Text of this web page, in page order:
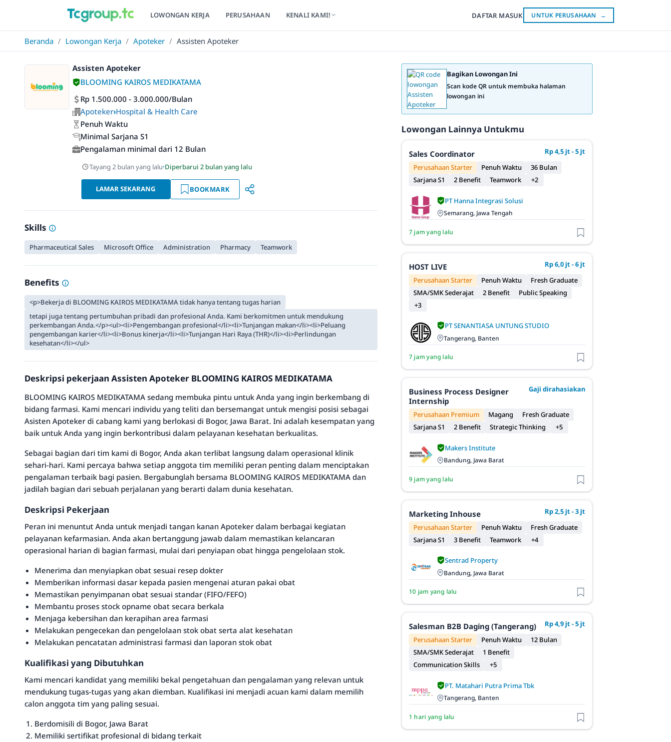
LOWONGAN KERJA PERUSAHAAN KENALI KAMI! DAFTAR MASUK UNTUK PERUSAHAAN →
Beranda / Lowongan Kerja / Apoteker / Assisten Apoteker
Assisten Apoteker
BLOOMING KAIROS MEDIKATAMA
Rp 1.500.000 - 3.000.000/Bulan
Apoteker›Hospital & Health Care
Penuh Waktu
Minimal Sarjana S1
Pengalaman minimal dari 12 Bulan
Tayang 2 bulan yang lalu·Diperbarui 2 bulan yang lalu
LAMAR SEKARANG BOOKMARK
Skills
Pharmaceutical Sales Microsoft Office Administration Pharmacy Teamwork
Benefits
<p>Bekerja di BLOOMING KAIROS MEDIKATAMA tidak hanya tentang tugas harian
tetapi juga tentang pertumbuhan pribadi dan profesional Anda. Kami berkomitmen untuk mendukung
perkembangan Anda.</p><ul><li>Pengembangan profesional</li><li>Tunjangan makan</li><li>Peluang
pengembangan karier</li><li>Bonus kinerja</li><li>Tunjangan Hari Raya (THR)</li><li>Perlindungan
kesehatan</li></ul>
Deskripsi pekerjaan Assisten Apoteker BLOOMING KAIROS MEDIKATAMA
BLOOMING KAIROS MEDIKATAMA sedang membuka pintu untuk Anda yang ingin berkembang di
bidang farmasi. Kami mencari individu yang teliti dan bersemangat untuk mengisi posisi sebagai
Asisten Apoteker di cabang kami yang berlokasi di Bogor, Jawa Barat. Ini adalah kesempatan yang
baik untuk Anda yang ingin berkontribusi dalam pelayanan kesehatan berkualitas.
Sebagai bagian dari tim kami di Bogor, Anda akan terlibat langsung dalam operasional klinik
sehari-hari. Kami percaya bahwa setiap anggota tim memiliki peran penting dalam menciptakan
pengalaman terbaik bagi pasien. Bergabunglah bersama BLOOMING KAIROS MEDIKATAMA dan
jadilah bagian dari sebuah perjalanan yang berarti dalam dunia kesehatan.
Deskripsi Pekerjaan
Peran ini menuntut Anda untuk menjadi tangan kanan Apoteker dalam berbagai kegiatan
pelayanan kefarmasian. Anda akan bertanggung jawab dalam memastikan kelancaran
operasional harian di bagian farmasi, mulai dari penyiapan obat hingga pengelolaan stok.
Menerima dan menyiapkan obat sesuai resep dokter
Memberikan informasi dasar kepada pasien mengenai aturan pakai obat
Memastikan penyimpanan obat sesuai standar (FIFO/FEFO)
Membantu proses stock opname obat secara berkala
Menjaga kebersihan dan kerapihan area farmasi
Melakukan pengecekan dan pengelolaan stok obat serta alat kesehatan
Melakukan pencatatan administrasi farmasi dan laporan stok obat
Kualifikasi yang Dibutuhkan
Kami mencari kandidat yang memiliki bekal pengetahuan dan pengalaman yang relevan untuk
mendukung tugas-tugas yang akan diemban. Kualifikasi ini menjadi acuan kami dalam memilih
calon anggota tim yang paling sesuai.
Berdomisili di Bogor, Jawa Barat
Memiliki sertifikat profesional di bidang terkait
Bagikan Lowongan Ini
Scan kode QR untuk membuka halaman
lowongan ini
Lowongan Lainnya Untukmu
Sales Coordinator
Rp 4,5 jt - 5 jt
Perusahaan Starter
Penuh Waktu
36 Bulan
Sarjana S1
2 Benefit Teamwork +2
PT Hanna Integrasi Solusi
Semarang, Jawa Tengah
7 jam yang lalu
HOST LIVE
Rp 6,0 jt - 6 jt
Perusahaan Starter
Penuh Waktu
Fresh Graduate
SMA/SMK Sederajat
2 Benefit
Public Speaking
+3
PT SENANTIASA UNTUNG STUDIO
Tangerang, Banten
7 jam yang lalu
Business Process Designer
Internship
Gaji dirahasiakan
Perusahaan Premium Magang
Fresh Graduate
Sarjana S1
2 Benefit Strategic Thinking +5
Makers Institute
Bandung, Jawa Barat
9 jam yang lalu
Marketing Inhouse
Rp 2,5 jt - 3 jt
Perusahaan Starter
Penuh Waktu
Fresh Graduate
Sarjana S1
3 Benefit Teamwork +4
Sentrad Property
Bandung, Jawa Barat
10 jam yang lalu
Salesman B2B Daging (Tangerang)
Rp 4,9 jt - 5 jt
Perusahaan Starter
Penuh Waktu
12 Bulan
SMA/SMK Sederajat
1 Benefit
Communication Skills
+5
PT. Matahari Putra Prima Tbk
Tangerang, Banten
1 hari yang lalu